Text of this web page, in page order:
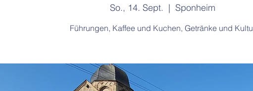
So., 14. Sept.
  |
Sponheim
Führungen, Kaffee und Kuchen, Getränke und